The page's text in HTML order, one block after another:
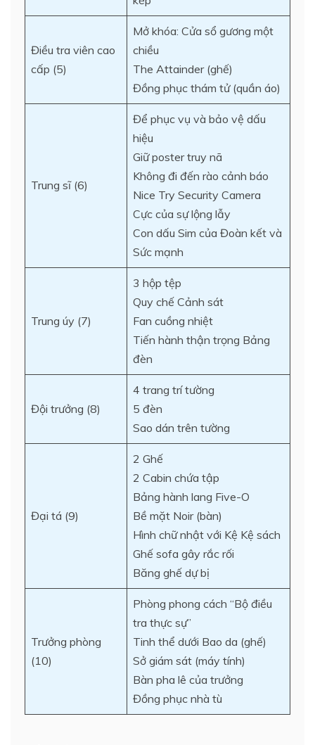
Điều tra viên cao
cấp (5)
Mở khóa: Cửa sổ gương một
chiều
The Attainder (ghế)
Đồng phục thám tử (quần áo)
Trung sĩ (6)
Để phục vụ và bảo vệ dấu
hiệu
Giữ poster truy nã
Không đi đến rào cảnh báo
Nice Try Security Camera
Cực của sự lộng lẫy
Con dấu Sim của Đoàn kết và
Sức mạnh
Trung úy (7)
3 hộp tệp
Quy chế Cảnh sát
Fan cuồng nhiệt
Tiến hành thận trọng Bảng
đèn
Đội trưởng (8)
4 trang trí tường
5 đèn
Sao dán trên tường
Đại tá (9)
2 Ghế
2 Cabin chứa tập
Bảng hành lang Five-O
Bề mặt Noir (bàn)
Hình chữ nhật với Kệ Kệ sách
Ghế sofa gây rắc rối
Băng ghế dự bị
Trưởng phòng
(10)
Phòng phong cách “Bộ điều
tra thực sự”
Tinh thể dưới Bao da (ghế)
Sở giám sát (máy tính)
Bàn pha lê của trưởng
Đồng phục nhà tù